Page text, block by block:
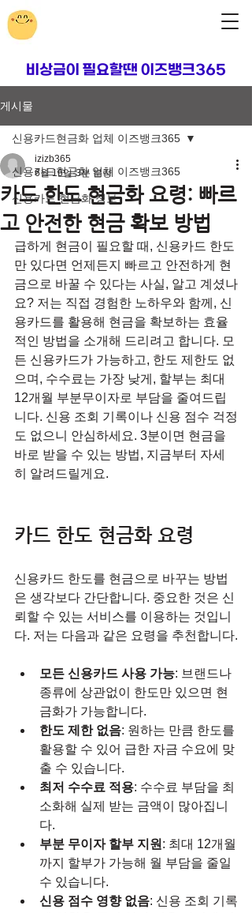
​비상금이 필요할땐 이즈뱅크365
게시물
신용카드현금화 업체 이즈뱅크365
신용카드 현금화 정보
신용카드현금화 업체 이즈뱅크365
카드 한도 현금화 요령: 빠르
고 안전한 현금 확보 방법
izizb365
6월 16일 3분 분량
급하게 현금이 필요할 때, 신용카드 한도
만 있다면 언제든지 빠르고 안전하게 현
금으로 바꿀 수 있다는 사실, 알고 계셨나
요? 저는 직접 경험한 노하우와 함께, 신
용카드를 활용해 현금을 확보하는 효율
적인 방법을 소개해 드리려고 합니다. 모
든 신용카드가 가능하고, 한도 제한도 없
으며, 수수료는 가장 낮게, 할부는 최대
12개월 부분무이자로 부담을 줄여드립
니다. 신용 조회 기록이나 신용 점수 걱정
도 없으니 안심하세요. 3분이면 현금을
바로 받을 수 있는 방법, 지금부터 자세
히 알려드릴게요.
카드 한도 현금화 요령
신용카드 한도를 현금으로 바꾸는 방법
은 생각보다 간단합니다. 중요한 것은 신
뢰할 수 있는 서비스를 이용하는 것입니
다. 저는 다음과 같은 요령을 추천합니다.
모든 신용카드 사용 가능: 브랜드나
종류에 상관없이 한도만 있으면 현
금화가 가능합니다.
한도 제한 없음: 원하는 만큼 한도를
활용할 수 있어 급한 자금 수요에 맞
출 수 있습니다.
최저 수수료 적용: 수수료 부담을 최
소화해 실제 받는 금액이 많아집니
다.
부분 무이자 할부 지원 : 최대 12개월
까지 할부가 가능해 월 부담을 줄일
수 있습니다.
신용 점수 영향 없음: 신용 조회 기록